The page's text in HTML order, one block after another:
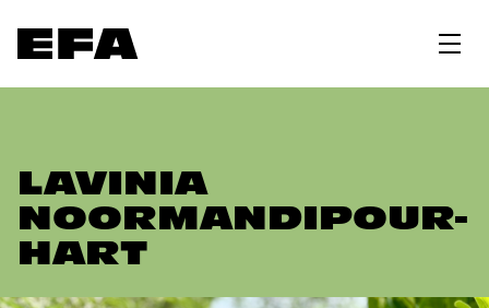
LAVINIA
NOORMANDIPOUR-
HART